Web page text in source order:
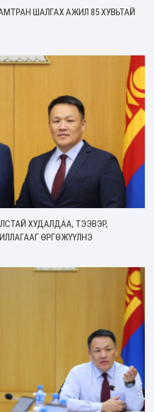
ШАЛГАХ АЖИЛ 85 ХУВЬТАЙ
ХУДАЛДАА, ТЭЭВЭР,
ӨРГӨЖҮҮЛНЭ